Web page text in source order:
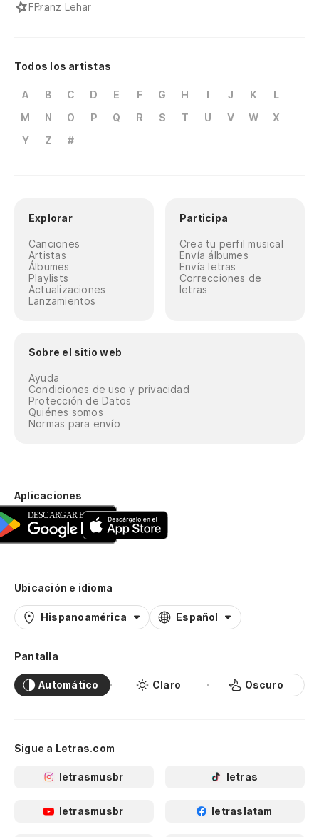
FFranz Lehar
Todos los artistas
A B C D E F G H I J K
L
M
N O P Q R S T U V W
X
Y
Z #
Explorar
Canciones
Artistas
Álbumes
Playlists
Actualizaciones
Lanzamientos
Participa
Crea tu perfil musical
Envía álbumes
Envía letras
Correcciones de
letras
Sobre el sitio web
Ayuda
Condiciones de uso y privacidad
Protección de Datos
Quiénes somos
Normas para envío
Aplicaciones
Ubicación e idioma
Hispanoamérica Español
Pantalla
Automático Claro Oscuro
Sigue a Letras.com
letrasmusbr letras
letrasmusbr letraslatam